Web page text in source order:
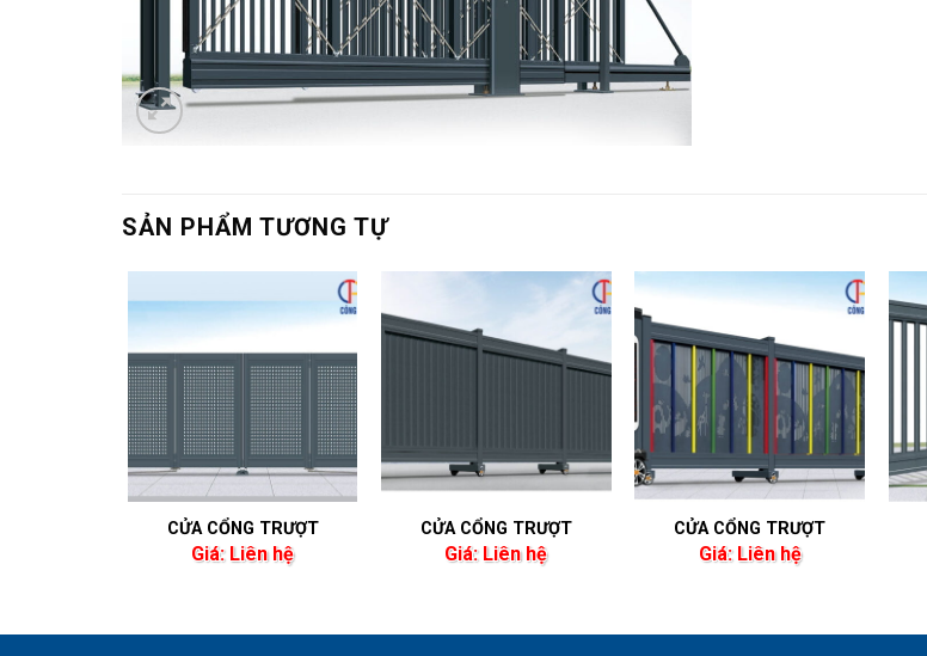
SẢN PHẨM TƯƠNG TỰ
CỬA CỔNG TRƯỢT
Giá: Liên hệ
CỬA CỔNG TRƯỢT
Giá: Liên hệ
CỬA CỔNG TRƯỢT
Giá: Liên hệ